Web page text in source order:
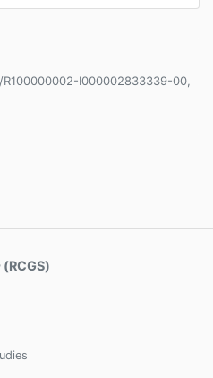
I000002833339-00,
(RCGS)